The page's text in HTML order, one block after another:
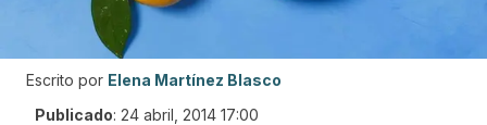
Escrito por Elena Martínez Blasco
Publicado: 24 abril, 2014 17:00